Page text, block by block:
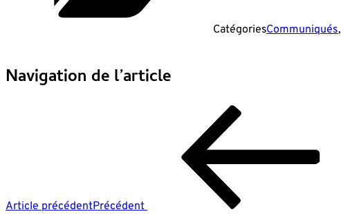
CatégoriesCommuniqués,
Navigation de l’article
Article précédentPrécédent